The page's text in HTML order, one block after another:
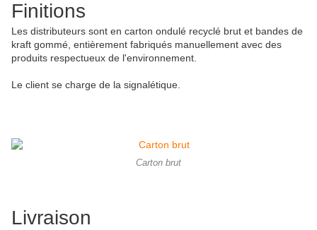
Finitions
Les distributeurs sont en carton ondulé recyclé brut et bandes de
kraft gommé, entièrement fabriqués manuellement avec des
produits respectueux de l'environnement.
Le client se charge de la signalétique.
Carton brut
Livraison